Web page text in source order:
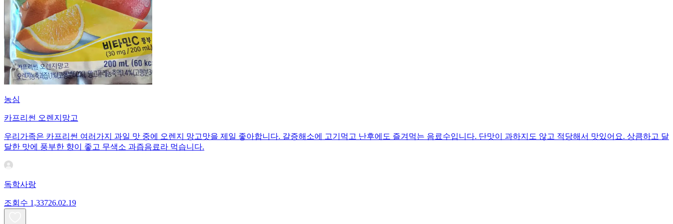
농심
카프리썬 오렌지망고
우리가족은 카프리썬 여러가지 과일 맛 중에 오렌지 망고맛을 제일 좋아합니다. 갈증해소에 고기먹고 난후에도 즐겨먹는 음료수입니다. 단맛이 과하지도 않고 적당해서 맛있어요. 상큼하고 달
달한 맛에 풍부한 향이 좋고 무색소 과즙음료라 먹습니다.
독학사랑
조회수 1,33726.02.19